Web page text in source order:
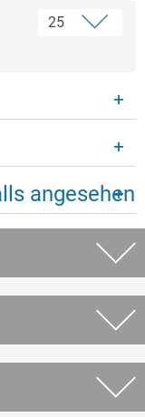
angesehen